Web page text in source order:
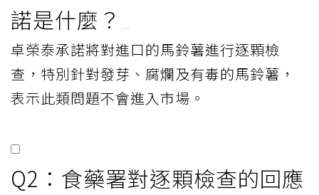
諾是什麼？
卓榮泰承諾將對進口的馬鈴薯進行逐顆檢
查，特別針對發芽、腐爛及有毒的馬鈴薯，
表示此類問題不會進入市場。
Q2：食藥署對逐顆檢查的回應